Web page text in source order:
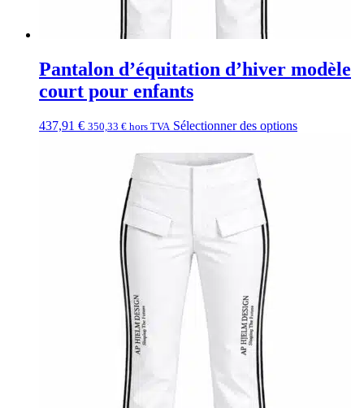
Pantalon d’équitation d’hiver modèle
court pour enfants
437,91 € 350,33 € hors TVA Sélectionner des options